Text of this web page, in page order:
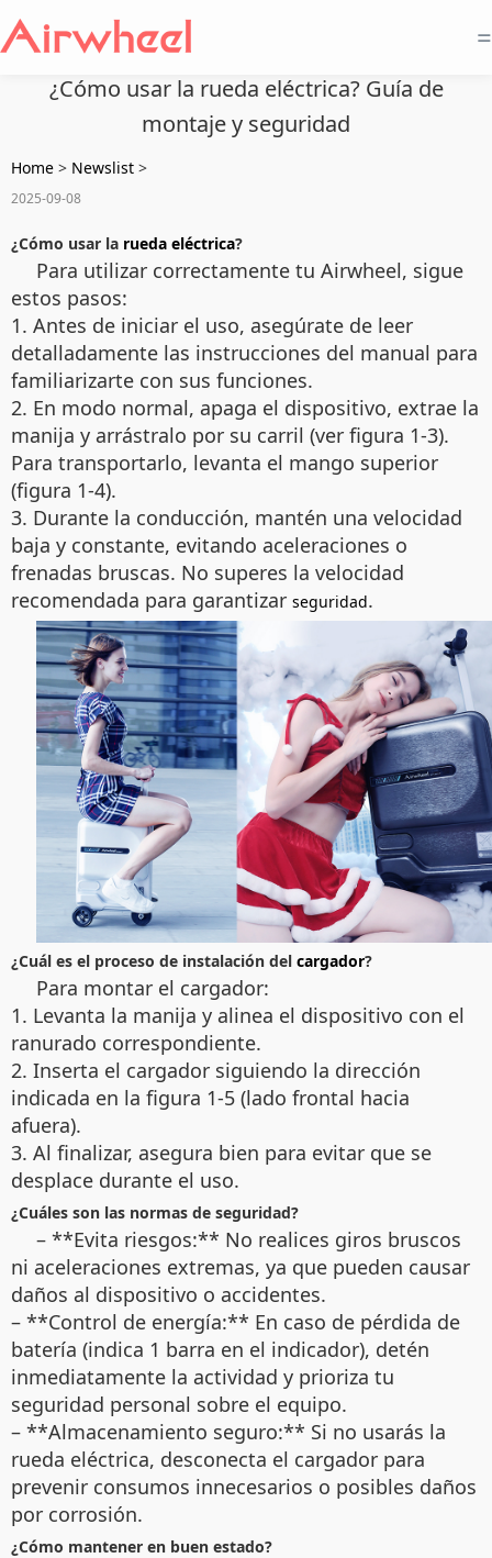
=
¿Cómo usar la rueda eléctrica? Guía de
montaje y seguridad
Home > Newslist >
2025-09-08
¿Cómo usar la rueda eléctrica?
Para utilizar correctamente tu Airwheel, sigue
estos pasos:
1. Antes de iniciar el uso, asegúrate de leer
detalladamente las instrucciones del manual para
familiarizarte con sus funciones.
2. En modo normal, apaga el dispositivo, extrae la
manija y arrástralo por su carril (ver figura 1-3).
Para transportarlo, levanta el mango superior
(figura 1-4).
3. Durante la conducción, mantén una velocidad
baja y constante, evitando aceleraciones o
frenadas bruscas. No superes la velocidad
recomendada para garantizar seguridad.
¿Cuál es el proceso de instalación del cargador?
Para montar el cargador:
1. Levanta la manija y alinea el dispositivo con el
ranurado correspondiente.
2. Inserta el cargador siguiendo la dirección
indicada en la figura 1-5 (lado frontal hacia
afuera).
3. Al finalizar, asegura bien para evitar que se
desplace durante el uso.
¿Cuáles son las normas de seguridad?
– **Evita riesgos:** No realices giros bruscos
ni aceleraciones extremas, ya que pueden causar
daños al dispositivo o accidentes.
– **Control de energía:** En caso de pérdida de
batería (indica 1 barra en el indicador), detén
inmediatamente la actividad y prioriza tu
seguridad personal sobre el equipo.
– **Almacenamiento seguro:** Si no usarás la
rueda eléctrica, desconecta el cargador para
prevenir consumos innecesarios o posibles daños
por corrosión.
¿Cómo mantener en buen estado?